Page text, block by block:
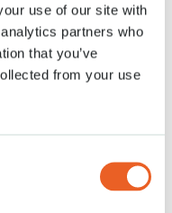
use of our site with
partners who
that you’ve
from your use
coloré au printemps, doit
vos bulbes à fleurs et
les planter par couleur,
et de variétés fonctionne